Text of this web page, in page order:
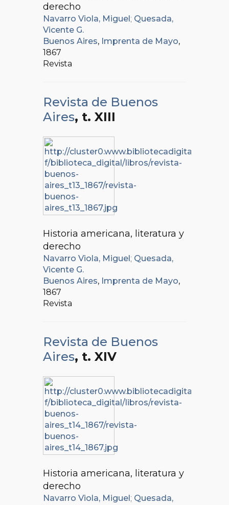
derecho
Navarro Viola, Miguel ; Quesada,
Vicente G.
Buenos Aires, Imprenta de Mayo,
1867
Revista
Revista de Buenos
Aires, t. XIII
Historia americana, literatura y
derecho
Navarro Viola, Miguel ; Quesada,
Vicente G.
Buenos Aires, Imprenta de Mayo,
1867
Revista
Revista de Buenos
Aires, t. XIV
Historia americana, literatura y
derecho
Navarro Viola, Miguel ; Quesada,